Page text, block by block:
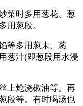
菜时多用葱花、葱
用葱段。
等多用葱末、葱
葱汁(即葱段用水浸
上炝浇椒油等。再
段等。有时喝汤也